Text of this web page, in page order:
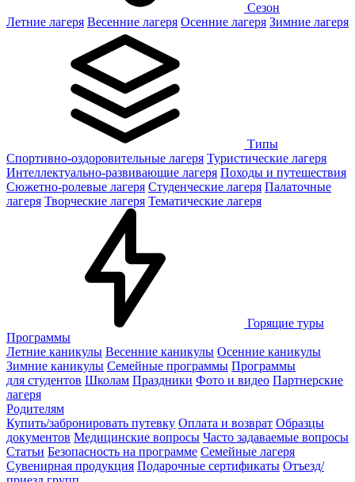
Сезон
Летние лагеря Весенние лагеря Осенние лагеря Зимние лагеря
Типы
Спортивно-оздоровительные лагеря Туристические лагеря
Интеллектуально-развивающие лагеря Походы и путешествия
Сюжетно-ролевые лагеря Студенческие лагеря Палаточные
лагеря Творческие лагеря Тематические лагеря
Горящие туры
Программы
Летние каникулы Весенние каникулы Осенние каникулы
Зимние каникулы Семейные программы Программы
для студентов Школам Праздники Фото и видео Партнерские
лагеря
Родителям
Купить/забронировать путевку Оплата и возврат Образцы
документов Медицинские вопросы Часто задаваемые вопросы
Статьи Безопасность на программе Семейные лагеря
Сувенирная продукция Подарочные сертификаты Отъезд/